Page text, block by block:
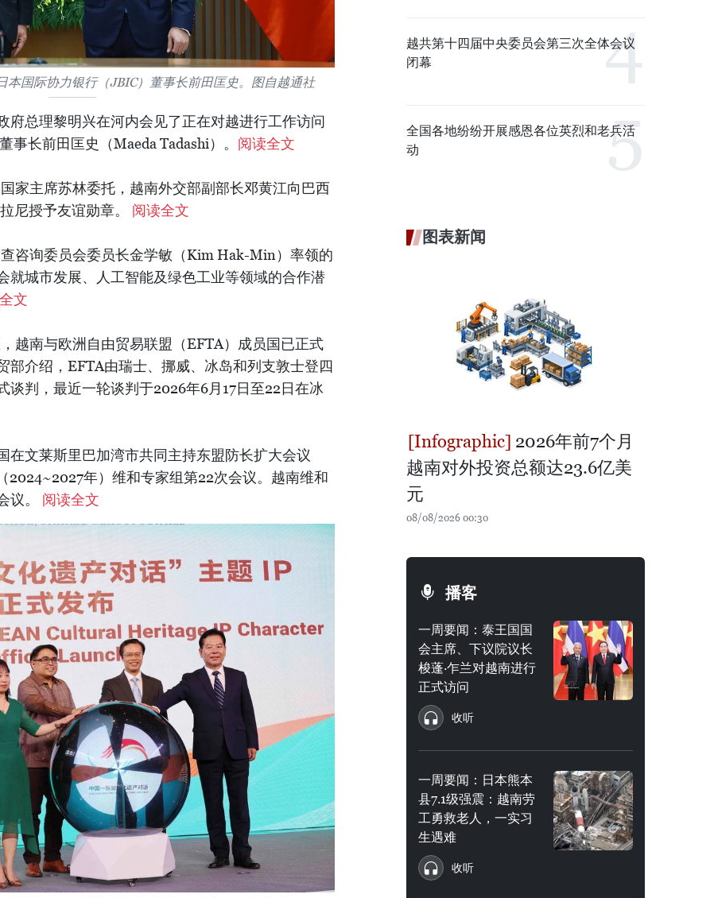
本国际协力银行（JBIC）董事长前田匡史。图自越通社
府总理黎明兴在河内会见了正在对越进行工作访问
事长前田匡史（Maeda Tadashi）。 阅读全文
家主席苏林委托，越南外交部副部长邓黄江向巴西
尼授予友谊勋章。 阅读全文
咨询委员会委员长金学敏（Kim Hak-Min）率领的
就城市发展、人工智能及绿色工业等领域的合作潜
文
越南与欧洲自由贸易联盟（EFTA）成员国已正式
部介绍，EFTA由瑞士、挪威、冰岛和列支敦士登四
谈判，最近一轮谈判于2026年6月17日至22日在冰
在文莱斯里巴加湾市共同主持东盟防长扩大会议
2024~2027年）维和专家组第22次会议。越南维和
议。 阅读全文
越共第十四届中央委员会第三次全体会议
闭幕
全国各地纷纷开展感恩各位英烈和老兵活
动
图表新闻
2026年前7个月
越南对外投资总额达23.6亿美
元
08/08/2026 00:30
播客
一周要闻：泰王国国
会主席、下议院议长
梭蓬·乍兰对越南进行
正式访问
收听
一周要闻：日本熊本
县7.1级强震：越南劳
工勇救老人，一实习
生遇难
收听